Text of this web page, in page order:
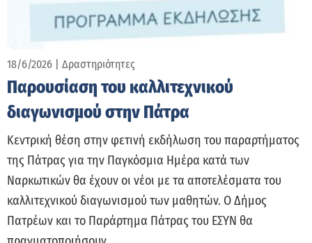
Παρουσίαση του καλλιτεχνικού
διαγωνισμού στην Πάτρα
Κεντρική θέση στην φετινή εκδήλωση του παραρτήματος
της Πάτρας για την Παγκόσμια Ημέρα κατά των
Ναρκωτικών θα έχουν οι νέοι με τα αποτελέσματα του
καλλιτεχνικού διαγωνισμού των μαθητών. Ο Δήμος
Πατρέων και το Παράρτημα Πάτρας του ΕΣΥΝ θα
18/6/2026 Δραστηριότητες